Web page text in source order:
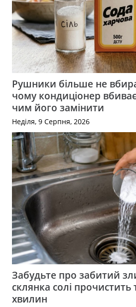
Рушники більше не
чому кондиціонер
чим його замінити
Неділя, 9 Серпня, 2026
Забудьте про забитий
склянка солі прочистить
хвилин